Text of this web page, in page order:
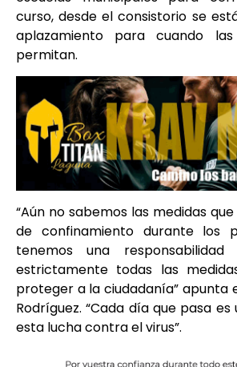
curso, desde el consistorio se
aplazamiento para cuando
permitan.
“Aún no sabemos las medidas
de confinamiento durante los
tenemos una
estrictamente todas las
proteger a la ciudadanía” apunta
Rodríguez. “Cada día que pasa
esta lucha contra el virus”.